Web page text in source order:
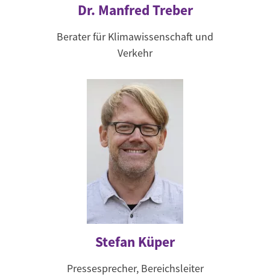
Dr. Manfred Treber
Berater für Klimawissenschaft und
Verkehr
Stefan Küper
Pressesprecher, Bereichsleiter